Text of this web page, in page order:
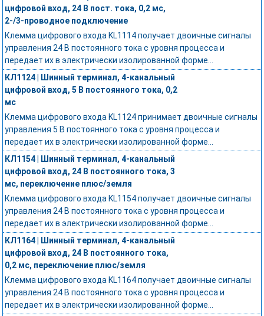
цифровой вход, 24 В пост. тока, 0,2 мс,
2-/3-проводное подключение
Клемма цифрового входа KL1114 получает двоичные сигналы
управления 24 В постоянного тока с уровня процесса и
передает их в электрически изолированной форме...
КЛ1124 | Шинный терминал, 4-канальный
цифровой вход, 5 В постоянного тока, 0,2
мс
Клемма цифрового входа KL1124 принимает двоичные сигналы
управления 5 В постоянного тока с уровня процесса и
передает их в электрически изолированной форме...
КЛ1154 | Шинный терминал, 4-канальный
цифровой вход, 24 В постоянного тока, 3
мс, переключение плюс/земля
Клемма цифрового входа KL1154 получает двоичные сигналы
управления 24 В постоянного тока с уровня процесса и
передает их в электрически изолированной форме...
КЛ1164 | Шинный терминал, 4-канальный
цифровой вход, 24 В постоянного тока,
0,2 мс, переключение плюс/земля
Клемма цифрового входа KL1164 получает двоичные сигналы
управления 24 В постоянного тока с уровня процесса и
передает их в электрически изолированной форме...